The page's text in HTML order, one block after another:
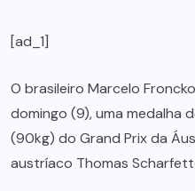
[ad_1]
O brasileiro Marcelo
domingo (9), uma medalha
(90kg) do Grand Prix da
austríaco Thomas